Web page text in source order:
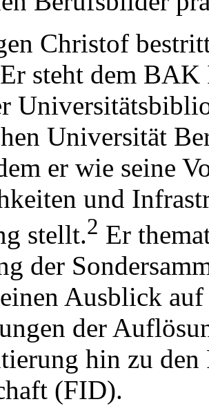
Christof
steht dem
Universität
er wie seine
und
stellt.2 Er
der
Ausblick
der
hin zu
(FID).